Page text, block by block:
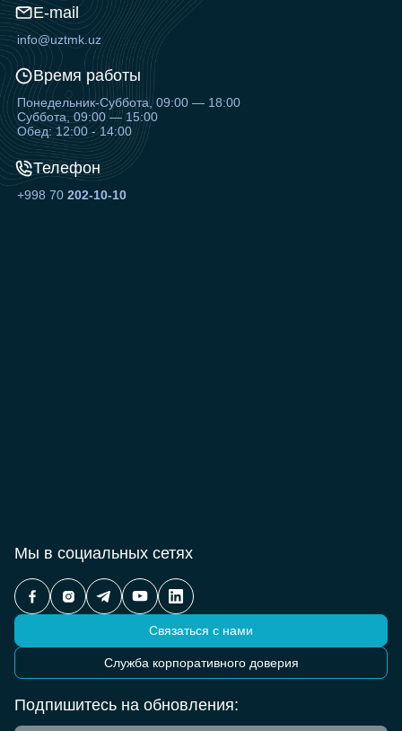
E-mail
info@uztmk.uz
Время работы
Понедельник-Суббота, 09:00 — 18:00
Суббота, 09:00 — 15:00
Обед: 12:00 - 14:00
Телефон
+998 70202-10-10
Мы в социальных сетях
Связаться с нами
Служба корпоративного доверия
Подпишитесь на обновления: